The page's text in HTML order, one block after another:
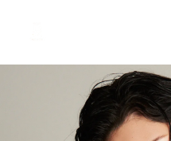
Inicio Real FM
Streaming